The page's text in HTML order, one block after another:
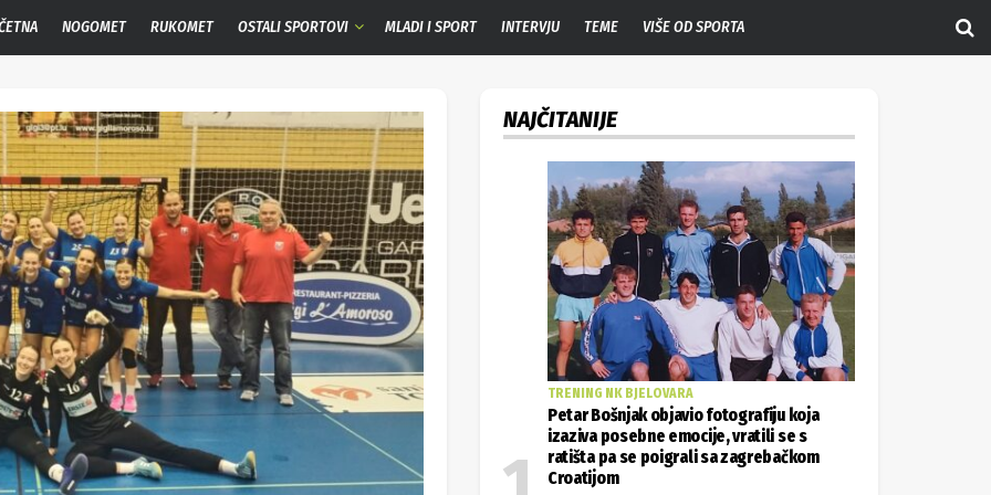
NOGOMET RUKOMET OSTALI SPORTOVI MLADI I SPORT INTERVJU TEME VIŠE OD SPORTA
NAJČITANIJE
TRENING NK BJELOVARA
Petar Bošnjak objavio fotografiju koja
izaziva posebne emocije, vratili se s
ratišta pa se poigrali sa zagrebačkom
Croatijom